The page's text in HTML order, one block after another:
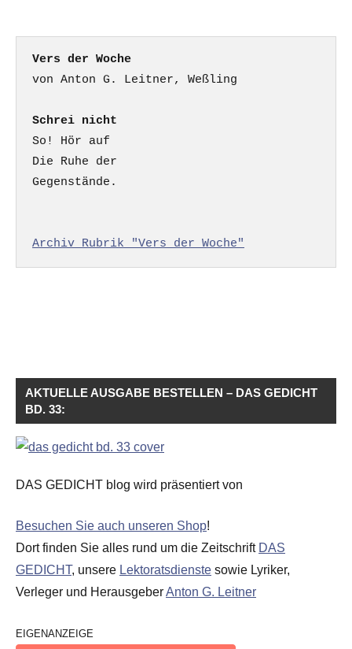
Vers der Woche
Schrei nicht
So! Hör auf
Die Ruhe der
Gegenstände.
Archiv Rubrik "Vers der Woche"
AKTUELLE AUSGABE BESTELLEN – DAS GEDICHT
BD. 33:
DAS GEDICHT blog wird präsentiert von
Besuchen Sie auch unseren Shop!
Dort finden Sie alles rund um die Zeitschrift DAS
GEDICHT, unsere Lektoratsdienste sowie Lyriker,
Verleger und HerausgeberAnton G. Leitner
EIGENANZEIGE